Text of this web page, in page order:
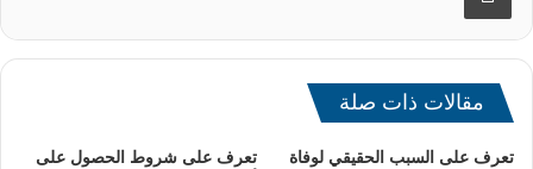
وجلساته
سيشهد المؤتمر مجموعة متنوعة من الفعاليات، بما في ذلك:
مقالات ذات صلة
تعرف على السبب الحقيقي لوفاة
تعرف على شروط الحصول على